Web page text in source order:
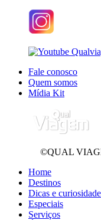
Fale conosco
Quem somos
Mídia Kit
©QUAL
Home
Destinos
Dicas e
Especiais
Serviços